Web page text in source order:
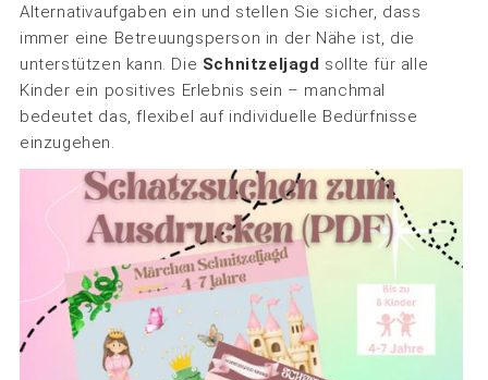
Alternativaufgaben ein und stellen Sie sicher, dass
immer eine Betreuungsperson in der Nähe ist, die
unterstützen kann. Die Schnitzeljagd sollte für alle
Kinder ein positives Erlebnis sein – manchmal
bedeutet das, flexibel auf individuelle Bedürfnisse
einzugehen.